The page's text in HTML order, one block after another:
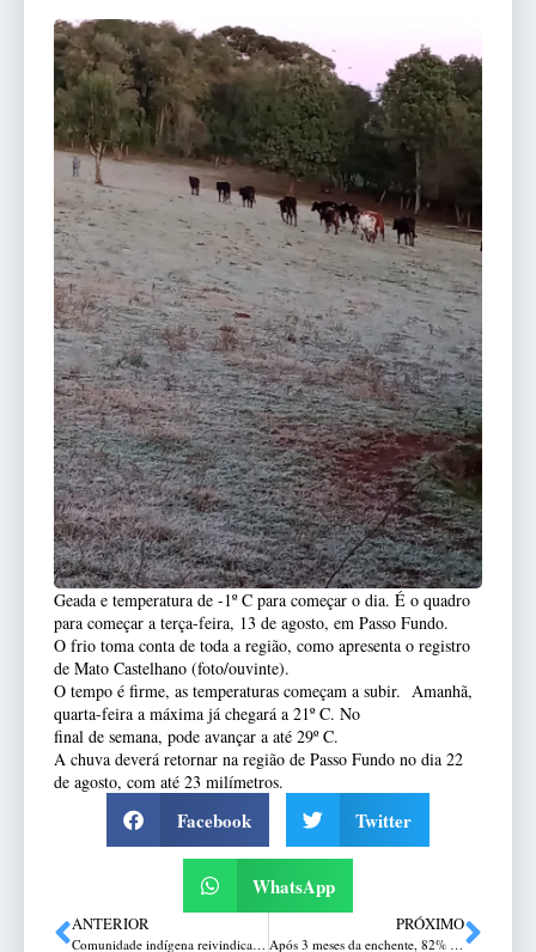
Geada e temperatura de -1º C para começar o dia. É o quadro
para começar a terça-feira, 13 de agosto, em Passo Fundo.
O frio toma conta de toda a região, como apresenta o registro
de Mato Castelhano (foto/ouvinte).
O tempo é firme, as temperaturas começam a subir. Amanhã,
quarta-feira a máxima já chegará a 21º C. No
final de semana, pode avançar a até 29º C.
A chuva deverá retornar na região de Passo Fundo no dia 22
de agosto, com até 23 milímetros.
Facebook Twitter
WhatsApp
ANTERIOR
Comunidade indígena reivindica saneamento e transporte coletivo
PRÓXIMO
Após 3 meses da enchente, 82% dos trechos afetados estão liberados para o tráfego